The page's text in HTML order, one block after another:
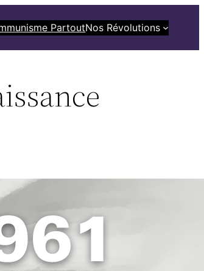
PartoutNos Révolutions